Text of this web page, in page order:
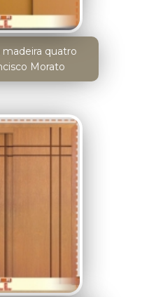
quatro
Morato